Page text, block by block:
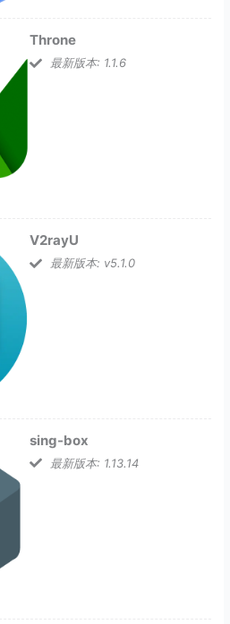
Throne
最新版本: 1.1.6
V2rayU
最新版本: v5.1.0
sing-box
最新版本: 1.13.14